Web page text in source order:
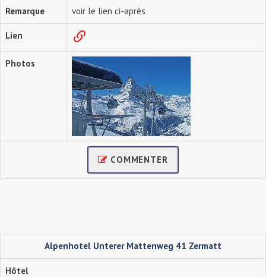
Remarque voir le lien ci-après
Lien
Photos
COMMENTER
Alpenhotel Unterer Mattenweg 41 Zermatt
Hôtel